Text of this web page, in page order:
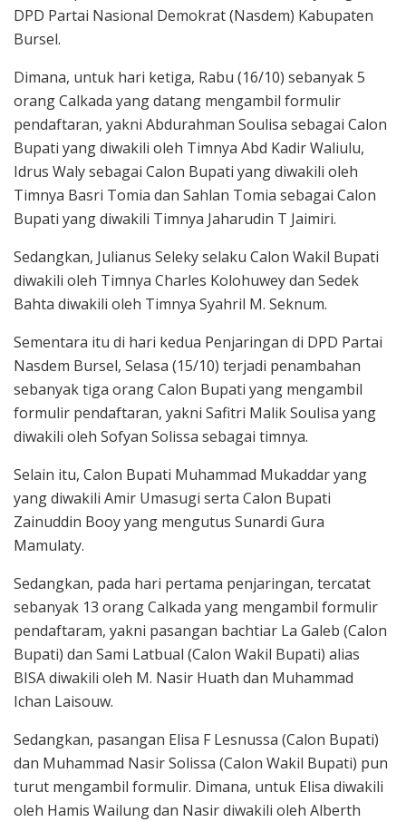
DPD Partai Nasional Demokrat (Nasdem) Kabupaten
Bursel.
Dimana, untuk hari ketiga, Rabu (16/10) sebanyak 5
orang Calkada yang datang mengambil formulir
pendaftaran, yakni Abdurahman Soulisa sebagai Calon
Bupati yang diwakili oleh Timnya Abd Kadir Waliulu,
Idrus Waly sebagai Calon Bupati yang diwakili oleh
Timnya Basri Tomia dan Sahlan Tomia sebagai Calon
Bupati yang diwakili Timnya Jaharudin T Jaimiri.
Sedangkan, Julianus Seleky selaku Calon Wakil Bupati
diwakili oleh Timnya Charles Kolohuwey dan Sedek
Bahta diwakili oleh Timnya Syahril M. Seknum.
Sementara itu di hari kedua Penjaringan di DPD Partai
Nasdem Bursel, Selasa (15/10) terjadi penambahan
sebanyak tiga orang Calon Bupati yang mengambil
formulir pendaftaran, yakni Safitri Malik Soulisa yang
diwakili oleh Sofyan Solissa sebagai timnya.
Selain itu, Calon Bupati Muhammad Mukaddar yang
yang diwakili Amir Umasugi serta Calon Bupati
Zainuddin Booy yang mengutus Sunardi Gura
Mamulaty.
Sedangkan, pada hari pertama penjaringan, tercatat
sebanyak 13 orang Calkada yang mengambil formulir
pendaftaram, yakni pasangan bachtiar La Galeb (Calon
Bupati) dan Sami Latbual (Calon Wakil Bupati) alias
BISA diwakili oleh M. Nasir Huath dan Muhammad
Ichan Laisouw.
Sedangkan, pasangan Elisa F Lesnussa (Calon Bupati)
dan Muhammad Nasir Solissa (Calon Wakil Bupati) pun
turut mengambil formulir. Dimana, untuk Elisa diwakili
oleh Hamis Wailung dan Nasir diwakili oleh Alberth